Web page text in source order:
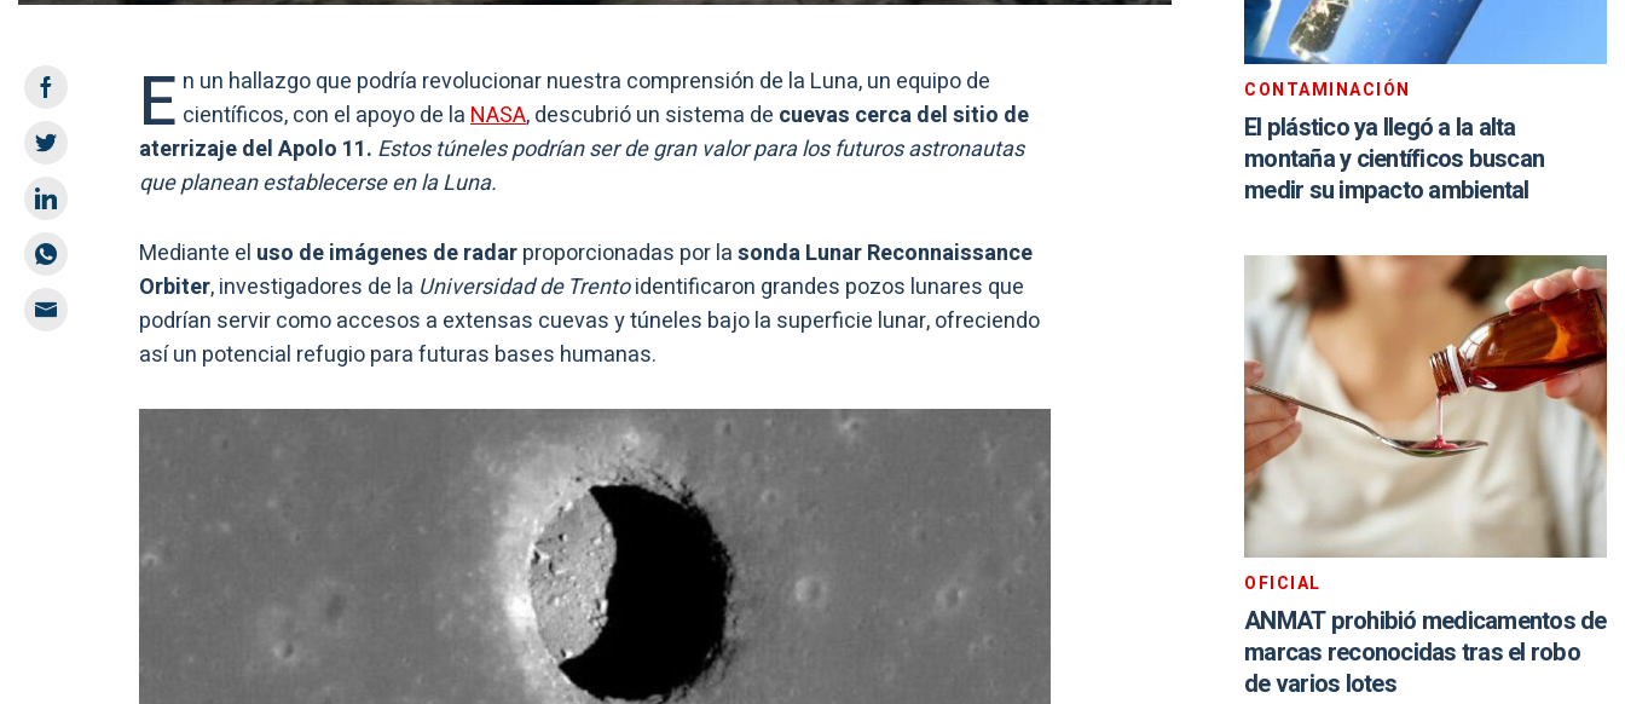
E n un hallazgo que podría revolucionar nuestra comprensión de la Luna, un equipo de
científicos, con el apoyo de laNASA, descubrió un sistema de cuevas cerca del sitio de
aterrizaje del Apolo 11. Estos túneles podrían ser de gran valor para los futuros astronautas
que planean establecerse en la Luna.
Mediante el uso de imágenes de radarproporcionadas por lasonda Lunar Reconnaissance
Orbiter, investigadores de la Universidad de Trentoidentificaron grandes pozos lunares que
podrían servir como accesos a extensas cuevas y túneles bajo la superficie lunar, ofreciendo
así un potencial refugio para futuras bases humanas.
CONTAMINACIÓN
El plástico ya llegó a la alta
montaña y científicos buscan
medir su impacto ambiental
OFICIAL
ANMAT prohibió medicamentos de
marcas reconocidas tras el robo
de varios lotes